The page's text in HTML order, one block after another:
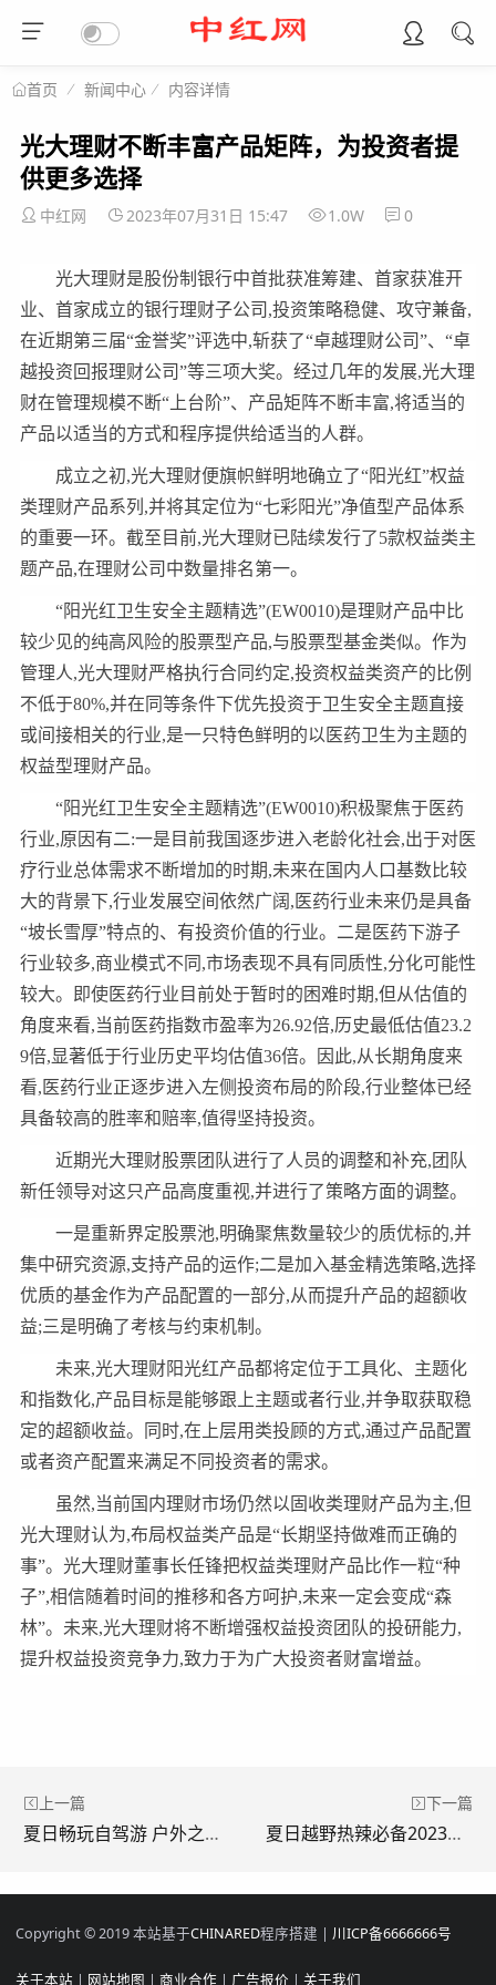
首页 新闻中心 内容详情
光大理财不断丰富产品矩阵，为投资者提
供更多选择
中红网 2023年07月31日 15:47 1.0W 0
光大理财是股份制银行中首批获准筹建、首家获准开
业、首家成立的银行理财子公司,投资策略稳健、攻守兼备,
在近期第三届“金誉奖”评选中,斩获了“卓越理财公司”、“卓
越投资回报理财公司”等三项大奖。经过几年的发展,光大理
财在管理规模不断“上台阶”、产品矩阵不断丰富,将适当的
产品以适当的方式和程序提供给适当的人群。
成立之初,光大理财便旗帜鲜明地确立了“阳光红”权益
类理财产品系列,并将其定位为“七彩阳光”净值型产品体系
的重要一环。截至目前,光大理财已陆续发行了5款权益类主
题产品,在理财公司中数量排名第一。
“阳光红卫生安全主题精选”(EW0010)是理财产品中比
较少见的纯高风险的股票型产品,与股票型基金类似。作为
管理人,光大理财严格执行合同约定,投资权益类资产的比例
不低于80%,并在同等条件下优先投资于卫生安全主题直接
或间接相关的行业,是一只特色鲜明的以医药卫生为主题的
权益型理财产品。
“阳光红卫生安全主题精选”(EW0010)积极聚焦于医药
行业,原因有二:一是目前我国逐步进入老龄化社会,出于对医
疗行业总体需求不断增加的时期,未来在国内人口基数比较
大的背景下,行业发展空间依然广阔,医药行业未来仍是具备
“坡长雪厚”特点的、有投资价值的行业。二是医药下游子
行业较多,商业模式不同,市场表现不具有同质性,分化可能性
较大。即使医药行业目前处于暂时的困难时期,但从估值的
角度来看,当前医药指数市盈率为26.92倍,历史最低估值23.2
9倍,显著低于行业历史平均估值36倍。因此,从长期角度来
看,医药行业正逐步进入左侧投资布局的阶段,行业整体已经
具备较高的胜率和赔率,值得坚持投资。
近期光大理财股票团队进行了人员的调整和补充,团队
新任领导对这只产品高度重视,并进行了策略方面的调整。
一是重新界定股票池,明确聚焦数量较少的质优标的,并
集中研究资源,支持产品的运作;二是加入基金精选策略,选择
优质的基金作为产品配置的一部分,从而提升产品的超额收
益;三是明确了考核与约束机制。
未来,光大理财阳光红产品都将定位于工具化、主题化
和指数化,产品目标是能够跟上主题或者行业,并争取获取稳
定的超额收益。同时,在上层用类投顾的方式,通过产品配置
或者资产配置来满足不同投资者的需求。
虽然,当前国内理财市场仍然以固收类理财产品为主,但
光大理财认为,布局权益类产品是“长期坚持做难而正确的
事”。光大理财董事长任锋把权益类理财产品比作一粒“种
子”,相信随着时间的推移和各方呵护,未来一定会变成“森
林”。未来,光大理财将不断增强权益投资团队的投研能力,
提升权益投资竞争力,致力于为广大投资者财富增益。
上一篇
夏日畅玩自驾游 户外之王山海炮以硬核实力邀你高能启程
下一篇
夏日越野热辣必备2023款越野炮 发烧级装备让你感受挑战与征服的乐趣
Copyright © 2019 本站基于CHINARED程序搭建 | 川ICP备6666666号
关于本站 | 网站地图 | 商业合作 | 广告报价 | 关于我们